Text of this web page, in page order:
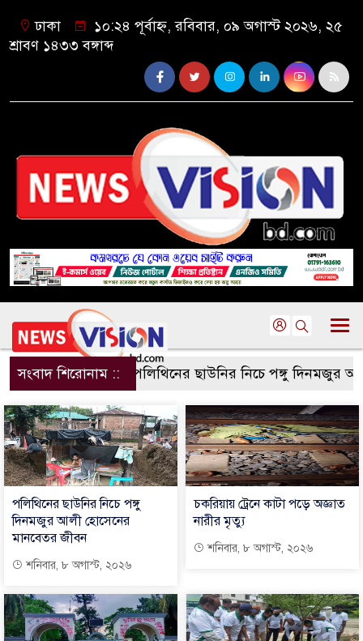
ঢাকা
১০:২৪ পূর্বাহ্ন, রবিবার, ০৯ অগাস্ট ২০২৬, ২৫
শ্রাবণ ১৪৩৩ বঙ্গাব্দ
সংবাদ শিরোনাম ::পলিথিনের ছাউনির নিচে পঙ্গু দিনমজুর
পলিথিনের ছাউনির নিচে পঙ্গু
দিনমজুর আলী হোসেনের
মানবেতর জীবন
শনিবার, ৮ অগাস্ট, ২০২৬
চকরিয়ায় ট্রেনে কাটা পড়ে অজ্ঞাত
নারীর মৃত্যু
শনিবার, ৮ অগাস্ট, ২০২৬